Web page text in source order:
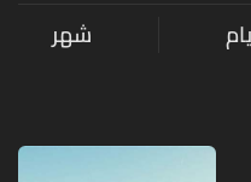
شهر